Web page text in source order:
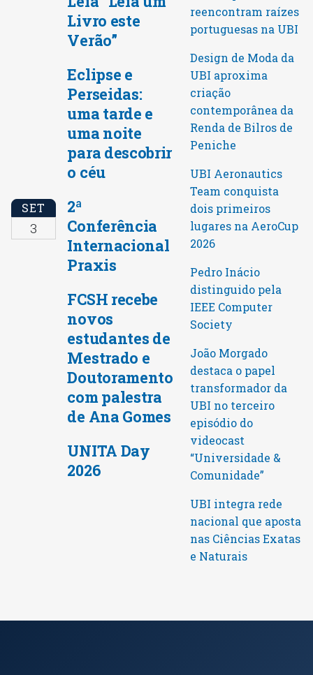
Livro este
Verão”
Eclipse e
Perseidas:
uma tarde e
uma noite
para descobrir
o céu
SET
3
2ª
Conferência
Internacional
Praxis
FCSH recebe
novos
estudantes de
Mestrado e
Doutoramento
com palestra
de Ana Gomes
UNITA Day
2026
reencontram raízes
portuguesas na UBI
Design de Moda da
UBI aproxima
criação
contemporânea da
Renda de Bilros de
Peniche
UBI Aeronautics
Team conquista
dois primeiros
lugares na AeroCup
2026
Pedro Inácio
distinguido pela
IEEE Computer
Society
João Morgado
destaca o papel
transformador da
UBI no terceiro
episódio do
videocast
“Universidade &
Comunidade”
UBI integra rede
nacional que aposta
nas Ciências Exatas
e Naturais